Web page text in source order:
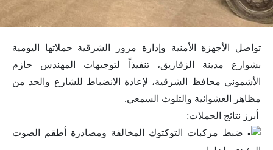
تواصل الأجهزة الأمنية وإدارة مرور الشرقية حملاتها اليومية
بشوارع مدينة الزقازيق، تنفيذاً لتوجيهات المهندس حازم
الأشموني محافظ الشرقية، لإعادة الانضباط للشارع والحد من
مظاهر العشوائية والتلوث السمعي.
أبرز نتائج الحملات:
ضبط مركبات التوكتوك المخالفة ومصادرة أطقم الصوت